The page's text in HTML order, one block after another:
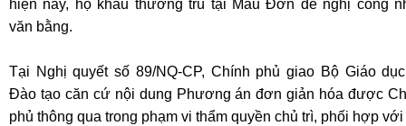
hiện nay, hộ khẩu thường trú tại Mẫu Đơn đề nghị công
văn bằng.
Tại Nghị quyết số 89/NQ-CP, Chính phủ giao Bộ Giáo
Đào tạo căn cứ nội dung Phương án đơn giản hóa được
phủ thông qua trong phạm vi thẩm quyền chủ trì, phối hợp với